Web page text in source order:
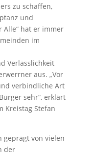
zu schaffen,
und
Alle“ hat er immer
im
Verlässlichkeit
aus. „Vor
verbindliche Art
sehr“, erklärt
Kreistag Stefan
geprägt von vielen
der